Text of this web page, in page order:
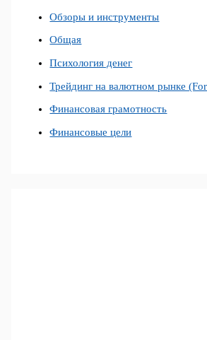
Обзоры и инструменты
Общая
Психология денег
Трейдинг на валютном рынке
Финансовая грамотность
Финансовые цели